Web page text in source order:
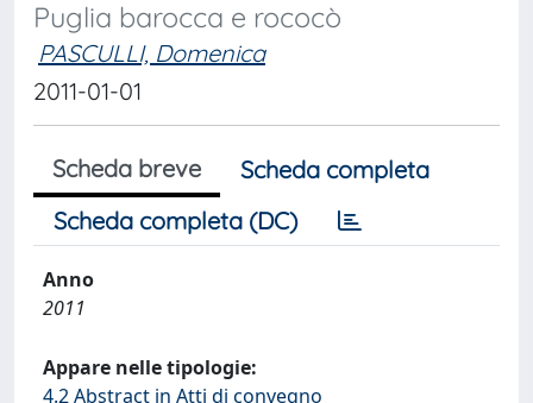
Puglia barocca e rococò
PASCULLI, Domenica
2011-01-01
Scheda breve
Scheda completa
Scheda completa (DC)
Anno
2011
Appare nelle tipologie:
4.2 Abstract in Atti di convegno